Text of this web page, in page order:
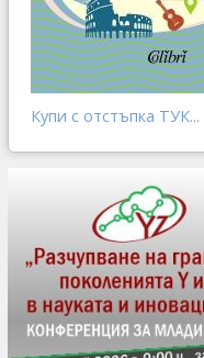
Купи с отстъпка ТУК...